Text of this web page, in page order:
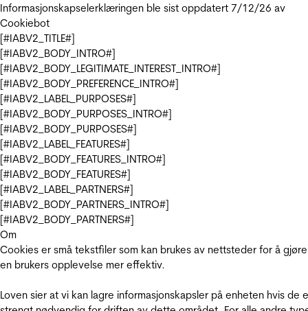
Informasjonskapselerklæringen ble sist oppdatert 7/12/26 av
Cookiebot
[#IABV2_TITLE#]
[#IABV2_BODY_INTRO#]
[#IABV2_BODY_LEGITIMATE_INTEREST_INTRO#]
[#IABV2_BODY_PREFERENCE_INTRO#]
[#IABV2_LABEL_PURPOSES#]
[#IABV2_BODY_PURPOSES_INTRO#]
[#IABV2_BODY_PURPOSES#]
[#IABV2_LABEL_FEATURES#]
[#IABV2_BODY_FEATURES_INTRO#]
[#IABV2_BODY_FEATURES#]
[#IABV2_LABEL_PARTNERS#]
[#IABV2_BODY_PARTNERS_INTRO#]
[#IABV2_BODY_PARTNERS#]
Om
Cookies er små tekstfiler som kan brukes av nettsteder for å gjøre
en brukers opplevelse mer effektiv.
Loven sier at vi kan lagre informasjonskapsler på enheten hvis de